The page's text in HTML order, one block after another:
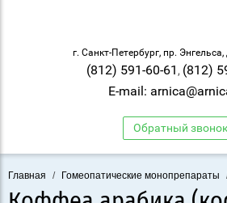
г. Санкт-Петербург, пр. Энгельса,
(812) 591-60-61 , (812)
E-mail:
Обратный звонок
Главная / Гомеопатические монопрепараты